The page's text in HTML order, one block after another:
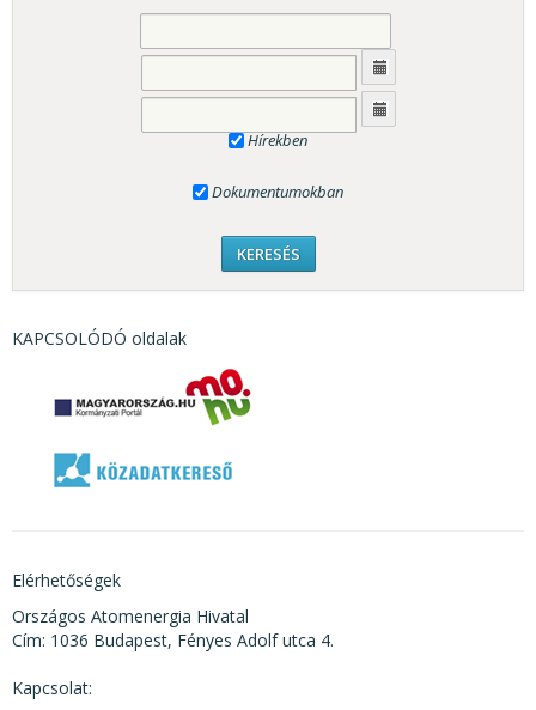
Hírekben
Dokumentumokban
KAPCSOLÓDÓ oldalak
Elérhetőségek
Országos Atomenergia Hivatal
Cím: 1036 Budapest, Fényes Adolf utca 4.
Kapcsolat: